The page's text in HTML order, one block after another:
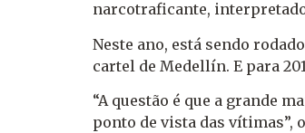
narcotraficante,
Neste ano, está sendo
cartel de Medellín. E para
“A questão é que a grande
ponto de vista das vítimas”,